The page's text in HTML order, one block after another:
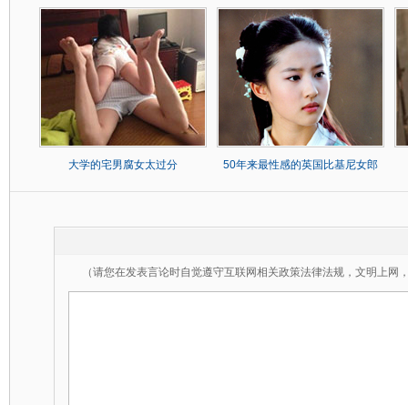
大学的宅男腐女太过分 50年来最性感的英国比基尼女郎
（请您在发表言论时自觉遵守互联网相关政策法律法规，文明上网